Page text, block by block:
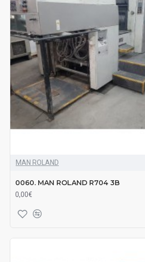
MAN ROLAND
0060. MAN ROLAND R704 3B
0,00€